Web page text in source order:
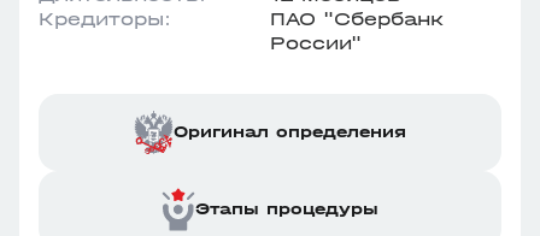
Кредиторы:
ПАО "Сбербанк
России"
Оригинал определения
Этапы процедуры